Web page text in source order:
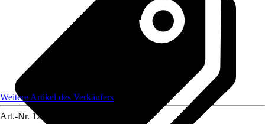
Weitere Artikel des Verkäufers
Art.-Nr. 12585358